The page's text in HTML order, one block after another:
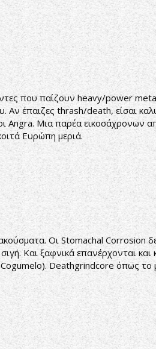
που παίζουν heavy/power
έπαιζες thrash/death, είσαι
Angra. Μια παρέα εικοσάχρονων
Ευρώπη μεριά.
Οι Stomachal Corrosion
Και ξαφνικά επανέρχονται
Deathgrindcore όπως το